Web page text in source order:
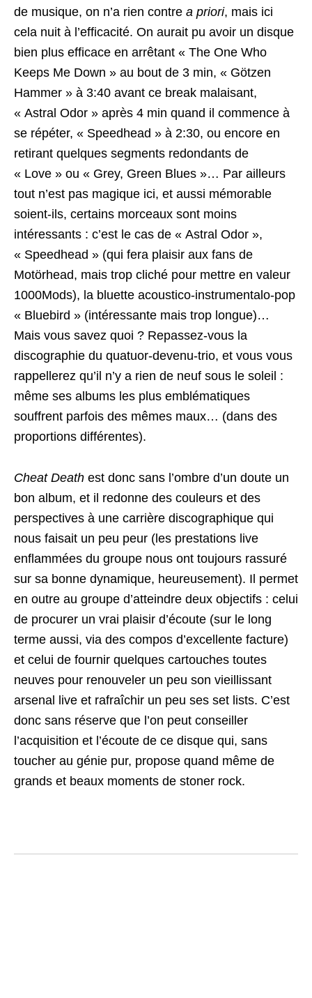
de musique, on n’a rien contre a priori, mais ici
cela nuit à l’efficacité. On aurait pu avoir un disque
bien plus efficace en arrêtant « The One Who
Keeps Me Down » au bout de 3 min, « Götzen
Hammer » à 3:40 avant ce break malaisant,
« Astral Odor » après 4 min quand il commence à
se répéter, « Speedhead » à 2:30, ou encore en
retirant quelques segments redondants de
« Love » ou « Grey, Green Blues »… Par ailleurs
tout n’est pas magique ici, et aussi mémorable
soient-ils, certains morceaux sont moins
intéressants : c’est le cas de « Astral Odor »,
« Speedhead » (qui fera plaisir aux fans de
Motörhead, mais trop cliché pour mettre en valeur
1000Mods), la bluette acoustico-instrumentalo-pop
« Bluebird » (intéressante mais trop longue)…
Mais vous savez quoi ? Repassez-vous la
discographie du quatuor-devenu-trio, et vous vous
rappellerez qu’il n’y a rien de neuf sous le soleil :
même ses albums les plus emblématiques
souffrent parfois des mêmes maux… (dans des
proportions différentes).
Cheat Death est donc sans l’ombre d’un doute un
bon album, et il redonne des couleurs et des
perspectives à une carrière discographique qui
nous faisait un peu peur (les prestations live
enflammées du groupe nous ont toujours rassuré
sur sa bonne dynamique, heureusement). Il permet
en outre au groupe d’atteindre deux objectifs : celui
de procurer un vrai plaisir d’écoute (sur le long
terme aussi, via des compos d’excellente facture)
et celui de fournir quelques cartouches toutes
neuves pour renouveler un peu son vieillissant
arsenal live et rafraîchir un peu ses set lists. C’est
donc sans réserve que l’on peut conseiller
l’acquisition et l’écoute de ce disque qui, sans
toucher au génie pur, propose quand même de
grands et beaux moments de stoner rock.